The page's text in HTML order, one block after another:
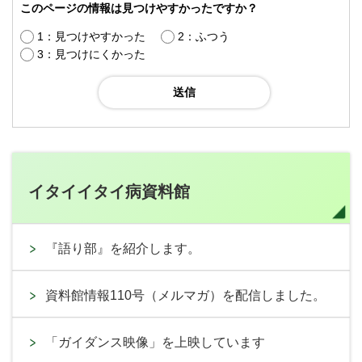
このページの情報は見つけやすかったですか？
1：見つけやすかった
2：ふつう
3：見つけにくかった
イタイイタイ病資料館
『語り部』を紹介します。
資料館情報110号（メルマガ）を配信しました。
「ガイダンス映像」を上映しています